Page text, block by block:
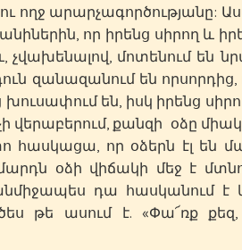
ողջ արարչագործությանը:
որ իրենց սիրող և
մոտենում են
զանազանում են որսորդից,
են, իսկ իրենց
վերաբերում, քանզի օձը
հասկացա, որ օձերն էլ են
օձի վիճակի մեջ է
դա հասկանում է
թե ասում է. «Փա՜ռք